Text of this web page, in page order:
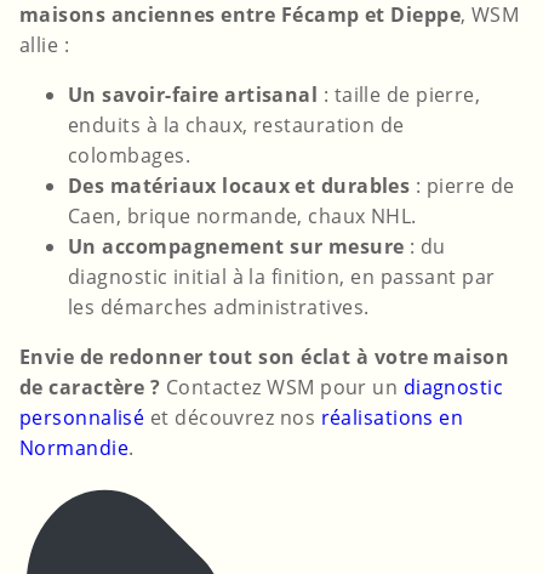
maisons anciennes entre Fécamp et Dieppe, WSM
allie :
Un savoir-faire artisanal : taille de pierre,
enduits à la chaux, restauration de
colombages.
Des matériaux locaux et durables : pierre de
Caen, brique normande, chaux NHL.
Un accompagnement sur mesure : du
diagnostic initial à la finition, en passant par
les démarches administratives.
Envie de redonner tout son éclat à votre maison
de caractère ? Contactez WSM pour un diagnostic
personnalisé et découvrez nos réalisations en
Normandie.